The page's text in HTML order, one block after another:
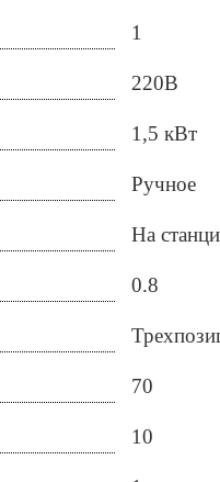
1
220В
1,5 кВт
Ручное
На
0.8
70
10